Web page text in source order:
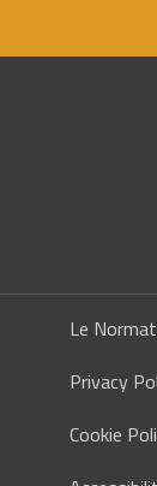
Le
Privacy
Cookie